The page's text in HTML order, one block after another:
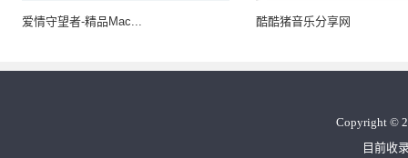
爱情守望者-精品Mac... 酷酷猪音乐分享网
Copyright ©
目前收